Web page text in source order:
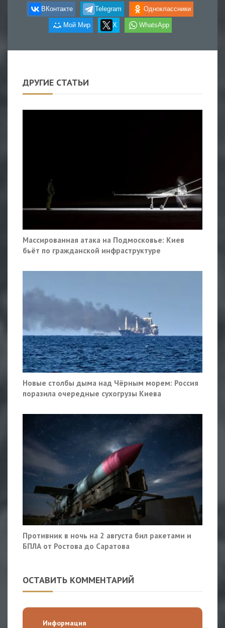
ВКонтакте Telegram Одноклассники
Мой Мир X WhatsApp
ДРУГИЕ СТАТЬИ
Массированная атака на Подмосковье: Киев
бьёт по гражданской инфраструктуре
Новые столбы дыма над Чёрным морем: Россия
поразила очередные сухогрузы Киева
Противник в ночь на 2 августа бил ракетами и
БПЛА от Ростова до Саратова
ОСТАВИТЬ КОММЕНТАРИЙ
Информация